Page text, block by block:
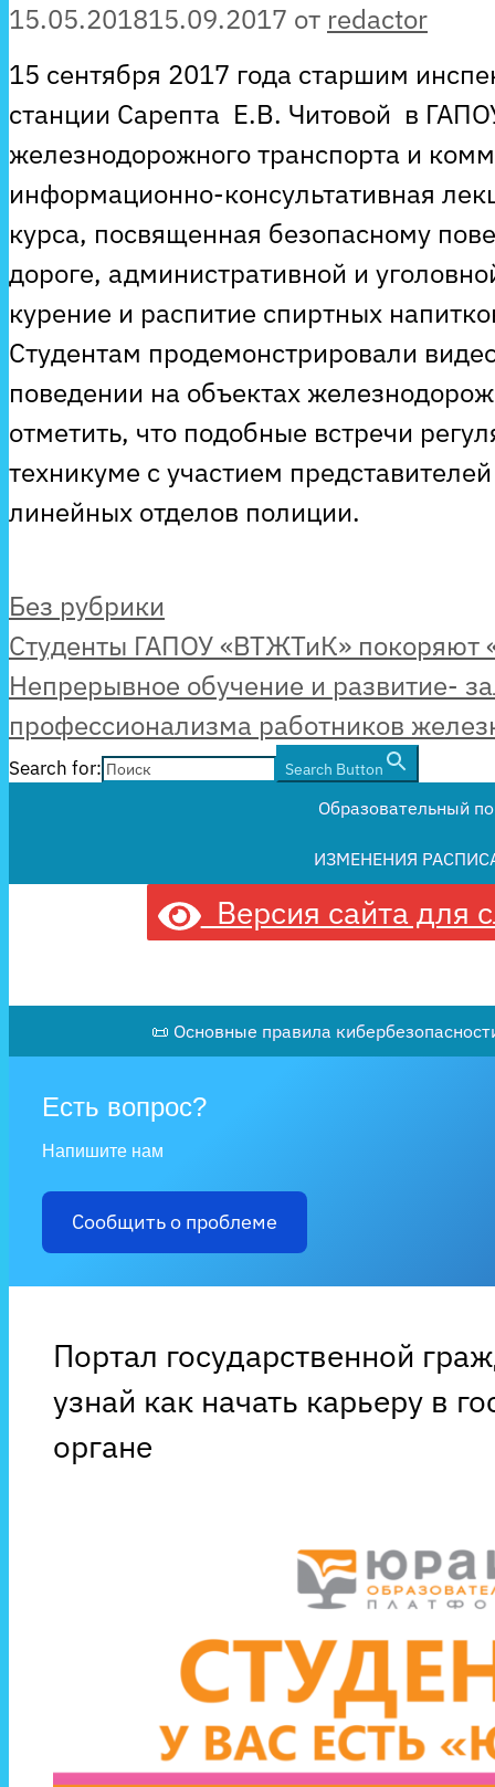
15.05.201815.09.2017 от redactor
15 сентября 2017 года старшим
станции Сарепта Е.В. Читовой в
железнодорожного транспорта и
информационно-консультативная
курса, посвященная безопасному
дороге, административной и
курение и распитие спиртных
Студентам продемонстрировали
поведении на объектах
отметить, что подобные встречи
техникуме с участием
линейных отделов полиции.
Рубрики
Без рубрики
Студенты ГАПОУ «ВТЖТиК» покоряют
Непрерывное обучение и развитие-
профессионализма работников
Search for: Search Button
Образовательный
ИЗМЕНЕНИЯ
Версия сайта для
📜 Основные правила
Есть вопрос?
Напишите нам
Сообщить о проблеме
Портал государственной
узнай как начать карьеру в
органе